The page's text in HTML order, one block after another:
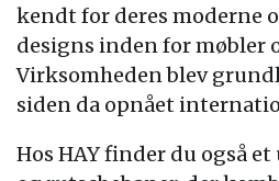
kendt for deres moderne
designs inden for møbler
Virksomheden blev
siden da opnået
Hos HAY finder du også